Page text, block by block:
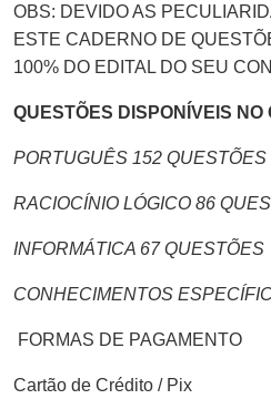
OBS: DEVIDO AS
ESTE CADERNO DE
100% DO EDITAL DO SEU
QUESTÕES DISPONÍVEIS NO
PORTUGUÊS 152 QUESTÕES
RACIOCÍNIO LÓGICO 86
INFORMÁTICA 67 QUESTÕES
CONHECIMENTOS
FORMAS DE PAGAMENTO
Cartão de Crédito / Pix